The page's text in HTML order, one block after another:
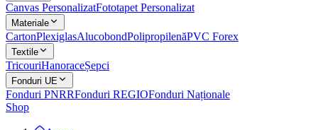
Canvas PersonalizatFototapet Personalizat
Materiale
CartonPlexiglasAlucobondPolipropilenăPVC Forex
Textile
TricouriHanoraceȘepci
Fonduri UE
Fonduri PNRRFonduri REGIOFonduri Naționale
Shop